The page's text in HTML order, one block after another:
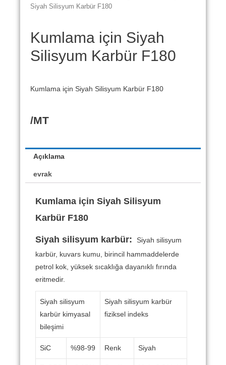
Siyah Silisyum Karbür F180
Kumlama için Siyah
Silisyum Karbür F180
Kumlama için Siyah Silisyum Karbür F180
/MT
Açıklama
evrak
Kumlama için Siyah Silisyum
Karbür F180
Siyah silisyum karbür:
Siyah silisyum
karbür, kuvars kumu, birincil hammaddelerde
petrol kok, yüksek sıcaklığa dayanıklı fırında
eritmedir.
Siyah silisyum
karbür kimyasal
bileşimi
Siyah silisyum karbür
fiziksel indeks
SiC %98-99 Renk Siyah